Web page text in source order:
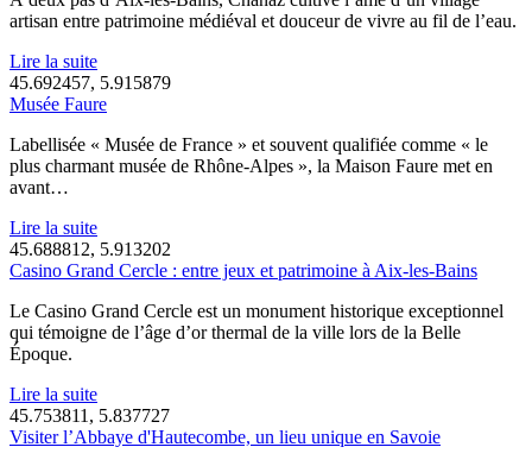
artisan entre patrimoine médiéval et douceur de vivre au fil de l’eau.
Lire la suite
45.692457, 5.915879
Musée Faure
Labellisée « Musée de France » et souvent qualifiée comme « le
plus charmant musée de Rhône-Alpes », la Maison Faure met en
avant…
Lire la suite
45.688812, 5.913202
Casino Grand Cercle : entre jeux et patrimoine à Aix-les-Bains
Le Casino Grand Cercle est un monument historique exceptionnel
qui témoigne de l’âge d’or thermal de la ville lors de la Belle
Époque.
Lire la suite
45.753811, 5.837727
Visiter l’Abbaye d'Hautecombe, un lieu unique en Savoie